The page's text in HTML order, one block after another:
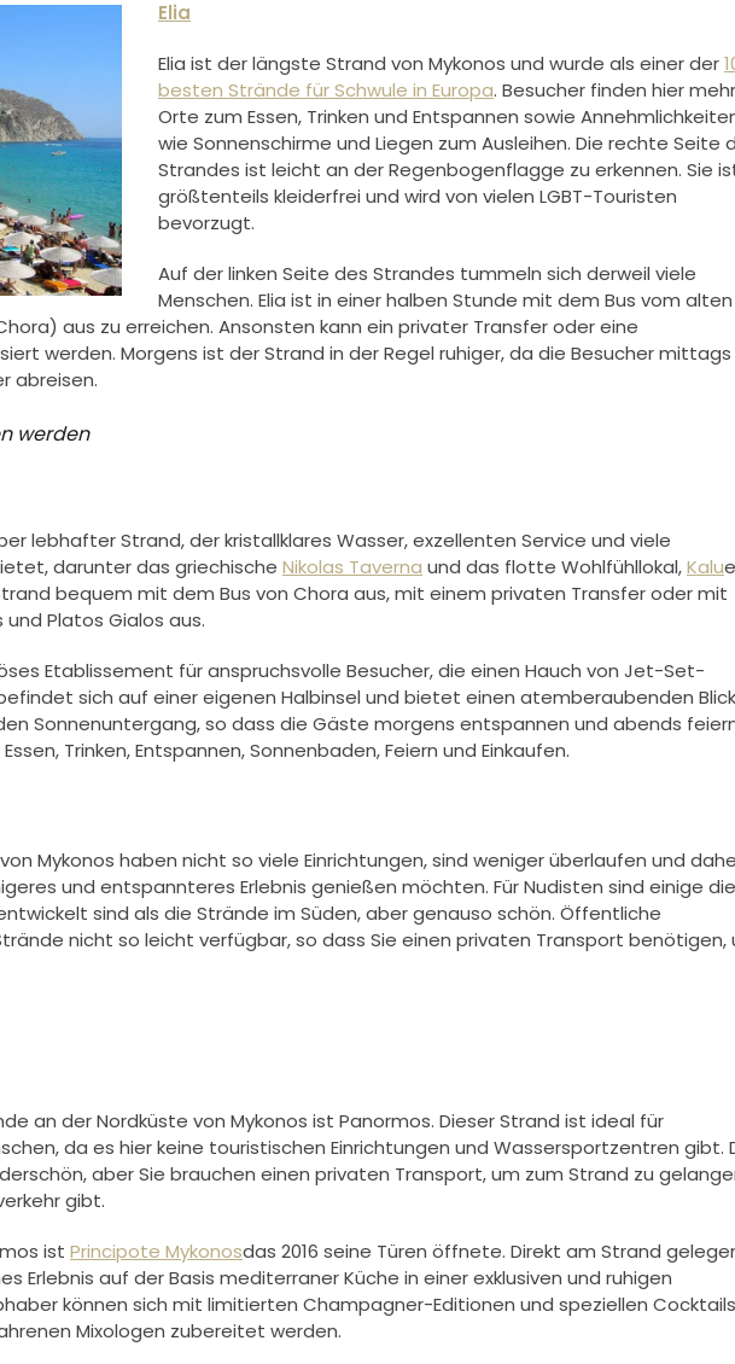
Elia
Elia ist der längste Strand von Mykonos und wurde als einer der
besten Strände für Schwule in Europa. Besucher finden hier
Orte zum Essen, Trinken und Entspannen sowie
wie Sonnenschirme und Liegen zum Ausleihen. Die rechte Seite
Strandes ist leicht an der Regenbogenflagge zu erkennen. Sie
größtenteils kleiderfrei und wird von vielen LGBT-Touristen
bevorzugt.
Auf der linken Seite des Strandes tummeln sich derweil viele
Menschen. Elia ist in einer halben Stunde mit dem Bus vom alten
aus zu erreichen. Ansonsten kann ein privater Transfer oder eine
werden. Morgens ist der Strand in der Regel ruhiger, da die Besucher mittags
abreisen.
werden
lebhafter Strand, der kristallklares Wasser, exzellenten Service und viele
darunter das griechische Nikolas Taverna und das flotte Wohlfühllokal,Kalu
bequem mit dem Bus von Chora aus, mit einem privaten Transfer oder mit
Platos Gialos aus.
Etablissement für anspruchsvolle Besucher, die einen Hauch von Jet-Set-
sich auf einer eigenen Halbinsel und bietet einen atemberaubenden Blick
Sonnenuntergang, so dass die Gäste morgens entspannen und abends
Trinken, Entspannen, Sonnenbaden, Feiern und Einkaufen.
Mykonos haben nicht so viele Einrichtungen, sind weniger überlaufen und
und entspannteres Erlebnis genießen möchten. Für Nudisten sind einige
sind als die Strände im Süden, aber genauso schön. Öffentliche
nicht so leicht verfügbar, so dass Sie einen privaten Transport benötigen,
an der Nordküste von Mykonos ist Panormos. Dieser Strand ist ideal für
da es hier keine touristischen Einrichtungen und Wassersportzentren gibt.
aber Sie brauchen einen privaten Transport, um zum Strand zu
gibt.
ist Principote Mykonosdas 2016 seine Türen öffnete. Direkt am Strand
Erlebnis auf der Basis mediterraner Küche in einer exklusiven und ruhigen
können sich mit limitierten Champagner-Editionen und speziellen Cocktails
Mixologen zubereitet werden.